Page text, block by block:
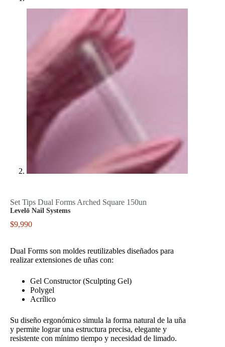
Set Tips Dual Forms Arched Square 150un
Levelō Nail Systems
$9,990
Dual Forms son moldes reutilizables diseñados para
realizar extensiones de uñas con:
Gel Constructor (Sculpting Gel)
Polygel
Acrílico
Su diseño ergonómico simula la forma natural de la uña
y permite lograr una estructura precisa, elegante y
resistente con mínimo tiempo y necesidad de limado.